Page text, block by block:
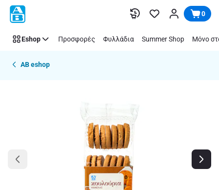
Παράλειψη 0
Eshop Προσφορές Φυλλάδια Summer Shop Μόνο
AB eshop